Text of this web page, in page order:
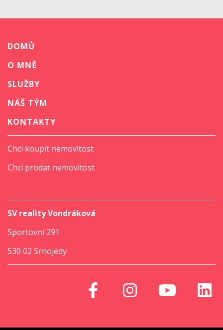
DOMŮ
O MNĚ
SLUŽBY
NÁŠ TÝM
KONTAKTY
Chci koupit nemovitost
Chci prodat nemovitost
SV reality Vondráková
Sportovní 291
530 02 Srnojedy